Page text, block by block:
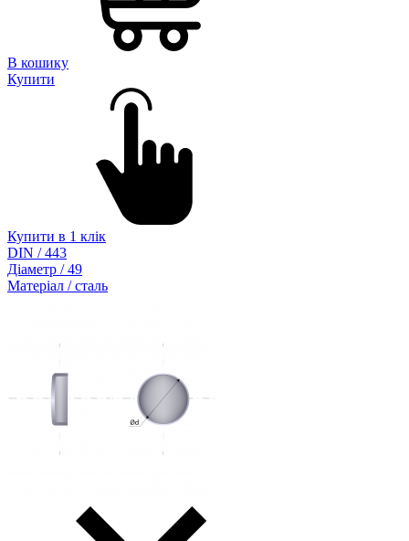
В кошику
Купити
Купити в 1 клік
DIN / 443
Діаметр / 49
Матеріал / сталь